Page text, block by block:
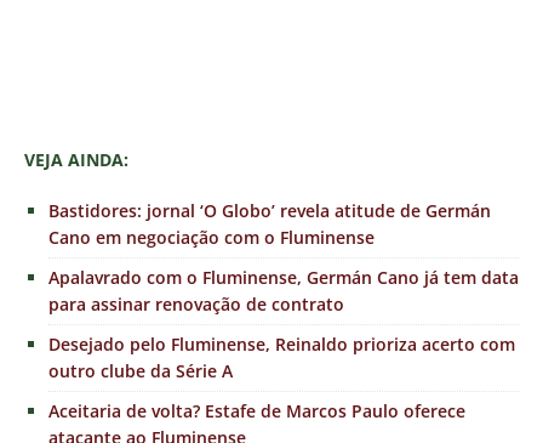
VEJA AINDA:
Bastidores: jornal ‘O Globo’ revela atitude de Germán
Cano em negociação com o Fluminense
Apalavrado com o Fluminense, Germán Cano já tem data
para assinar renovação de contrato
Desejado pelo Fluminense, Reinaldo prioriza acerto com
outro clube da Série A
Aceitaria de volta? Estafe de Marcos Paulo oferece
atacante ao Fluminense